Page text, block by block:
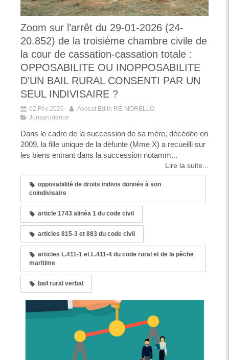
Zoom sur l’arrêt du 29-01-2026 (24-
20.852) de la troisième chambre civile de
la cour de cassation-cassation totale :
OPPOSABILITE OU INOPPOSABILITE
D'UN BAIL RURAL CONSENTI PAR UN
SEUL INDIVISAIRE ?
02 Fév 2026
Avocat Edith RÉ-MORELLO
Jurisprudence
Dans le cadre de la succession de sa mère, décédée en
2009, la fille unique de la défunte (Mme X) a recueilli sur
les biens entrant dans la succession notamm...
Lire la suite...
opposabilité de droits indivis donnés à son
coindivisaire
article 1743 alinéa 1 du code civil
articles 815-3 et 883 du code civil
articles L.411-1 et L.411-4 du code rural et de la pêche
maritime
bail rural verbal